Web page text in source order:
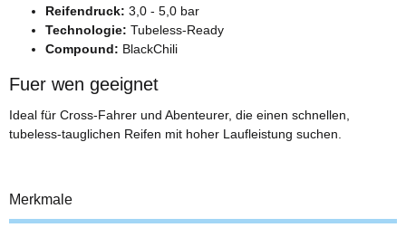
Reifendruck: 3,0 - 5,0 bar
Technologie: Tubeless-Ready
Compound: BlackChili
Fuer wen geeignet
Ideal für Cross-Fahrer und Abenteurer, die einen schnellen,
tubeless-tauglichen Reifen mit hoher Laufleistung suchen.
Merkmale